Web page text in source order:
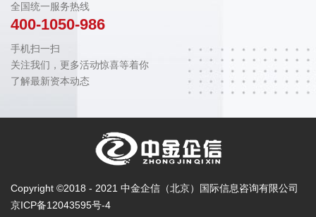
全国统一服务热线
400-1050-986
手机扫一扫
关注我们，更多活动惊喜等着你
了解最新资本动态
Copyright ©2018 - 2021 中金企信（北京）国际信息咨询有限公司
京ICP备12043595号-4